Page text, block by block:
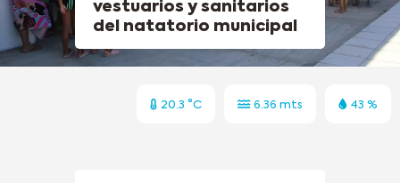
vestuarios y sanitarios
del natatorio municipal
20.3 °C 6.36 mts 43 %